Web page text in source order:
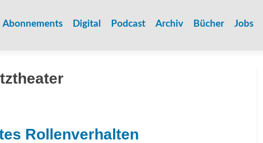
Abonnements Digital Podcast Archiv Bücher Jobs
Rollenverhalten